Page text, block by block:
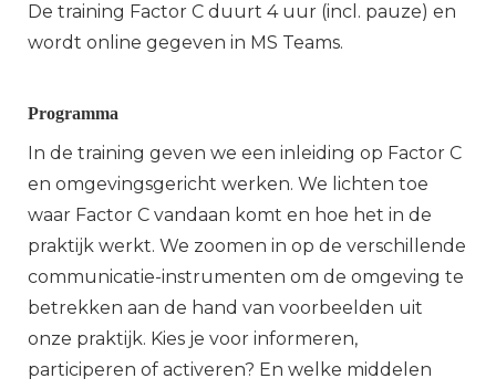
De training Factor C duurt 4 uur (incl. pauze) en
wordt online gegeven in MS Teams.
Programma
In de training geven we een inleiding op Factor C
en omgevingsgericht werken. We lichten toe
waar Factor C vandaan komt en hoe het in de
praktijk werkt. We zoomen in op de verschillende
communicatie-instrumenten om de omgeving te
betrekken aan de hand van voorbeelden uit
onze praktijk. Kies je voor informeren,
participeren of activeren? En welke middelen